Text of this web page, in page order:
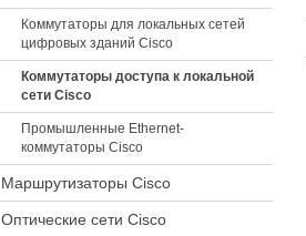
Коммутаторы для локальных сетей
цифровых зданий Cisco
Коммутаторы доступа к локальной
сети Cisco
Промышленные Ethernet-
коммутаторы Cisco
Маршрутизаторы Cisco
Оптические сети Cisco